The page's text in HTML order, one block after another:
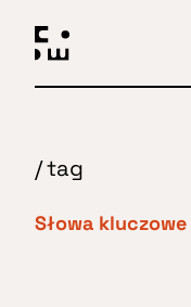
głównej
treści
/tag
Słowa kluczowe